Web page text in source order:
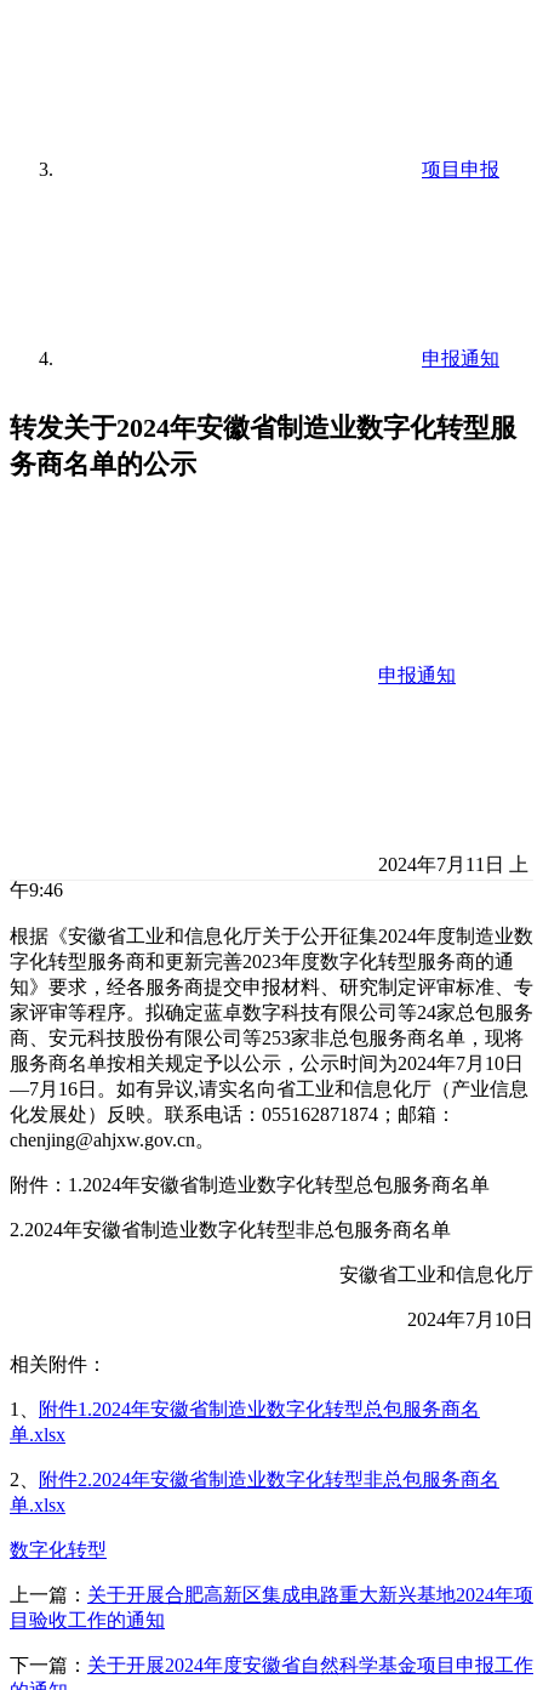
项目申报
申报通知
转发关于2024年安徽省制造业数字化转型服
务商名单的公示
申报通知
2024年7月11日 上
午9:46
根据《安徽省工业和信息化厅关于公开征集2024年度制造业数
字化转型服务商和更新完善2023年度数字化转型服务商的通
知》要求，经各服务商提交申报材料、研究制定评审标准、专
家评审等程序。拟确定蓝卓数字科技有限公司等24家总包服务
商、安元科技股份有限公司等253家非总包服务商名单，现将
服务商名单按相关规定予以公示，公示时间为2024年7月10日
—7月16日。如有异议,请实名向省工业和信息化厅（产业信息
化发展处）反映。联系电话：055162871874；邮箱：
chenjing@ahjxw.gov.cn。
附件：1.2024年安徽省制造业数字化转型总包服务商名单
2.2024年安徽省制造业数字化转型非总包服务商名单
安徽省工业和信息化厅
2024年7月10日
相关附件：
1、
附件1.2024年安徽省制造业数字化转型总包服务商名
单.xlsx
2、
附件2.2024年安徽省制造业数字化转型非总包服务商名
单.xlsx
数字化转型
上一篇： 关于开展合肥高新区集成电路重大新兴基地2024年项
目验收工作的通知
下一篇： 关于开展2024年度安徽省自然科学基金项目申报工作